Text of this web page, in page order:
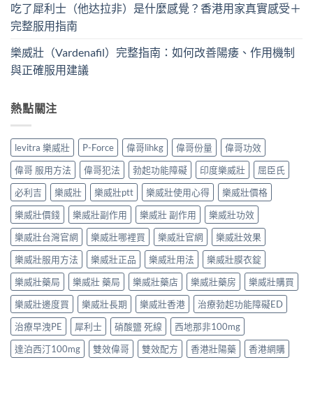
吃了犀利士（他达拉非）是什麼感覺？香港用家真實感受＋
完整服用指南
樂威壯（Vardenafil）完整指南：如何改善陽痿、作用機制
與正確服用建議
熱點關注
levitra 樂威壯 P-Force 偉哥lihkg 偉哥份量
偉哥功效
偉哥 服用方法
偉哥犯法 勃起功能障礙 印度樂威壯
屈臣氏
必利吉
樂威壯 樂威壯ptt 樂威壯使用心得
樂威壯價格
樂威壯價錢
樂威壯副作用 樂威壯 副作用
樂威壯功效
樂威壯台灣官網
樂威壯哪裡買 樂威壯官網
樂威壯效果
樂威壯服用方法
樂威壯正品 樂威壯用法
樂威壯膜衣錠
樂威壯藥局
樂威壯 藥局 樂威壯藥店 樂威壯藥房
樂威壯購買
樂威壯邊度買
樂威壯長期 樂威壯香港
治療勃起功能障礙ED
治療早洩PE
犀利士 硝酸鹽 死線
西地那非100mg
達泊西汀100mg
雙效偉哥 雙效配方 香港壯陽藥 香港網購